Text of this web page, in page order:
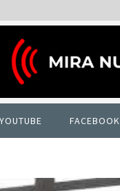
YOUTUBE FACEBOOK